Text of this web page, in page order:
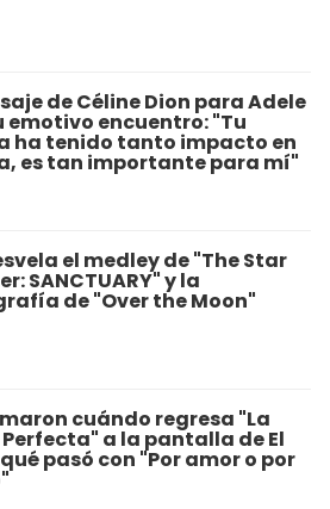
de Céline Dion para Adele
emotivo encuentro: "Tu
ha tenido tanto impacto en
es tan importante para mí"
el medley de "The Star
SANCTUARY" y la
de "Over the Moon"
cuándo regresa "La
Perfecta" a la pantalla de El
pasó con "Por amor o por